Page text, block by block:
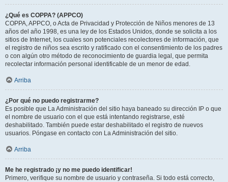
¿Qué es COPPA? (APPCO)
COPPA, APPCO, o Acta de Privacidad y Protección de Niños menores de 13
años del año 1998, es una ley de los Estados Unidos, donde se solicita a los
sitios de Internet, los cuales son potenciales recolectores de información, que
el registro de niños sea escrito y ratificado con el consentimiento de los padres
o con algún otro método de reconocimiento de guardia legal, que permita
recolectar información personal identificable de un menor de edad.
Arriba
¿Por qué no puedo registrarme?
Es posible que La Administración del sitio haya baneado su dirección IP o que
el nombre de usuario con el que está intentando registrarse, esté
deshabilitado. También puede estar deshabilitado el registro de nuevos
usuarios. Póngase en contacto con La Administración del sitio.
Arriba
Me he registrado ¡y no me puedo identificar!
Primero, verifique su nombre de usuario y contraseña. Si todo está correcto,